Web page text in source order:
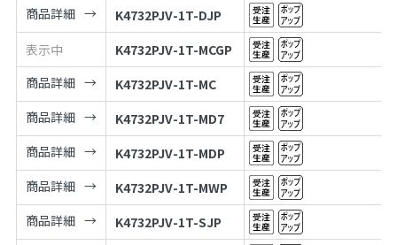
商品詳細
K4732PJV-1T-DJP
表示中
K4732PJV-1T-MCGP
商品詳細
K4732PJV-1T-MC
商品詳細
K4732PJV-1T-MD7
商品詳細
K4732PJV-1T-MDP
商品詳細
K4732PJV-1T-MWP
商品詳細
K4732PJV-1T-SJP